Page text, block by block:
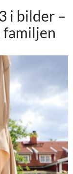
i bilder –
familjen